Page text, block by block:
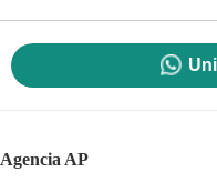
Agencia AP